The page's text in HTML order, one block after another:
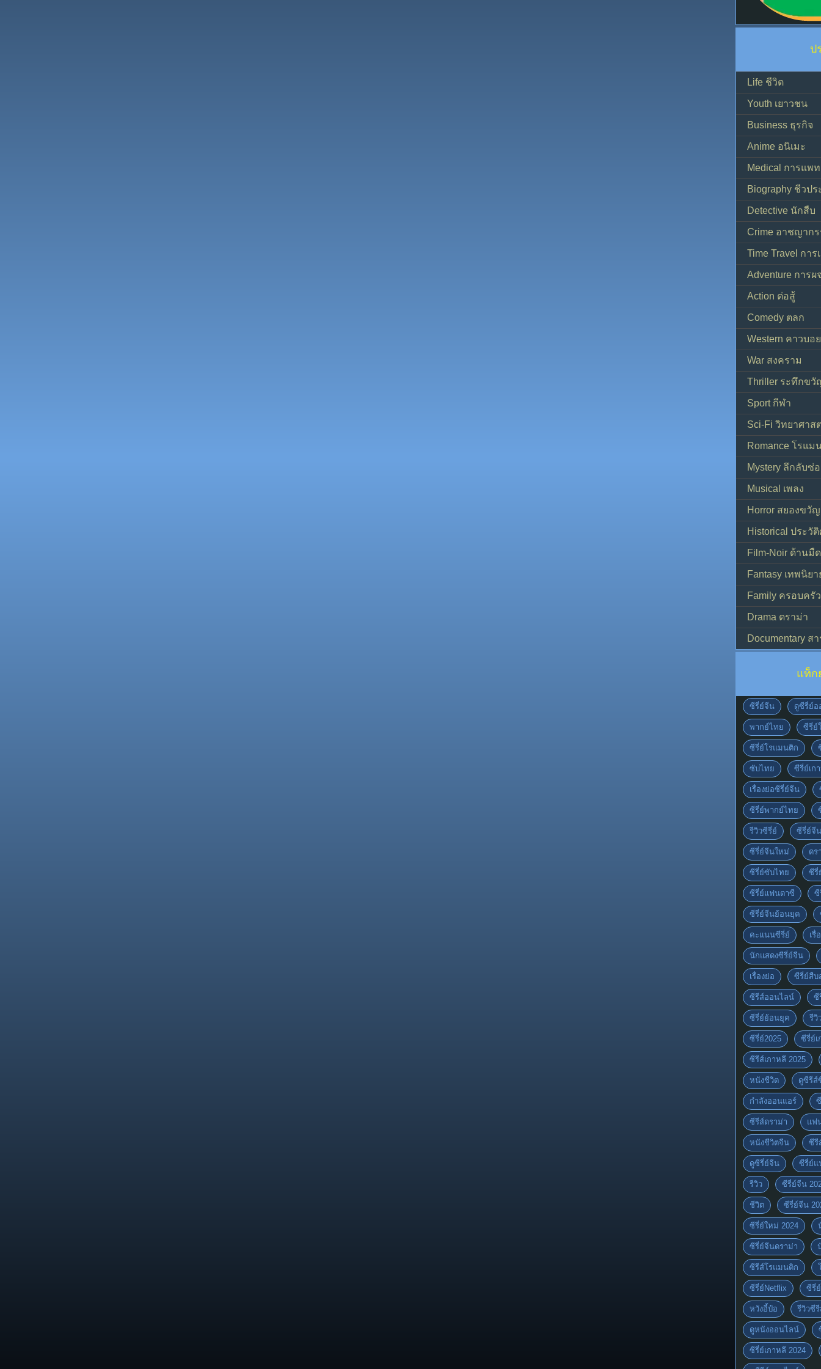
ป
Life ชีวิต
Youth เยาวชน
Business ธุรกิจ
Anime อนิเมะ
Medical การแพ
Biography ชีวปร
Detective นักสืบ
Crime อาชญาก
Time Travel กา
Adventure การ
Action ต่อสู้
Comedy ตลก
Western คาวบอ
War สงคราม
Thriller ระทึกขวั
Sport กีฬา
Sci-Fi วิทยาศาส
Romance โรแม
Mystery ลึกลับซ่
Musical เพลง
Horror สยองขวัญ
Historical ประวั
Film-Noir ด้านมื
Fantasy เทพนิยา
Family ครอบครัว
Drama ดราม่า
Documentary ส
แท็ก
ซีรี่ย์จีน ดูซีรี่ย์อ
พากย์ไทย ซีรี่ย์
ซีรี่ย์โรแมนติก
ซับไทย ซีรี่ย์เก
เรื่องย่อซีรี่ย์จีน
ซีรี่ย์พากย์ไทย
รีวิวซีรี่ย์ ซีรี่ย์จี
ซีรี่ย์จีนใหม่ ดร
ซีรี่ย์ซับไทย ซีรี่
ซีรี่ย์แฟนตาซี ซี
ซีรี่ย์จีนย้อนยุค
คะแนนซีรี่ย์ เรื่
นักแสดงซีรี่ย์จีน
เรื่องย่อ ซีรี่ย์สืบ
ซีรีส์ออนไลน์ ซี
ซีรี่ย์ย้อนยุค รีวิ
ซีรี่ย์2025 ซีรี่ย์เ
ซีรีส์เกาหลี 2025
หนังชีวิต ดูซีรีส์
กำลังออนแอร์
ซีรีส์ดราม่า แฟ
หนังชีวิตจีน ซีรี
ดูซีรี่ย์จีน ซีรี่ย์แ
รีวิว ซีรี่ย์จีน
ชีวิต ซีรี่ย์จีน
ซีรี่ย์ใหม่ 2024
ซีรี่ย์จีนดราม่า
ซีรีส์โรแมนติก
ซีรี่ย์Netflix ซีรี่
หวังอี้ป๋อ รีวิวซี
ดูหนังออนไลน์
ซีรี่ย์เกาหลี 2024